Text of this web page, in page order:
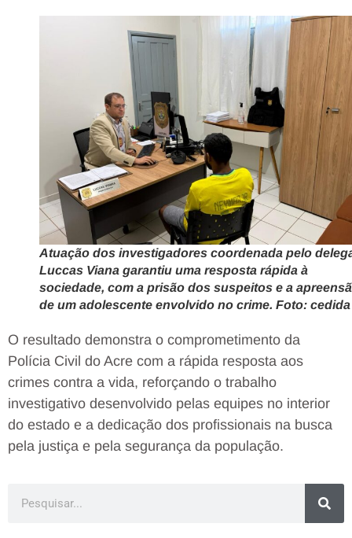
Atuação dos investigadores coordenada pelo
Luccas Viana garantiu uma resposta rápida à
sociedade, com a prisão dos suspeitos e a
de um adolescente envolvido no crime. Foto: cedida
O resultado demonstra o comprometimento da
Polícia Civil do Acre com a rápida resposta aos
crimes contra a vida, reforçando o trabalho
investigativo desenvolvido pelas equipes no interior
do estado e a dedicação dos profissionais na busca
pela justiça e pela segurança da população.